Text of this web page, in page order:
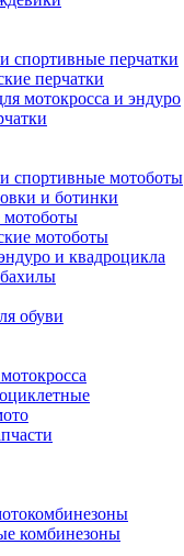
спортивные перчатки
перчатки
мотокросса и эндуро
спортивные мотоботы
и ботинки
мотоботы
мотоботы
и квадроцикла
обуви
комбинезоны